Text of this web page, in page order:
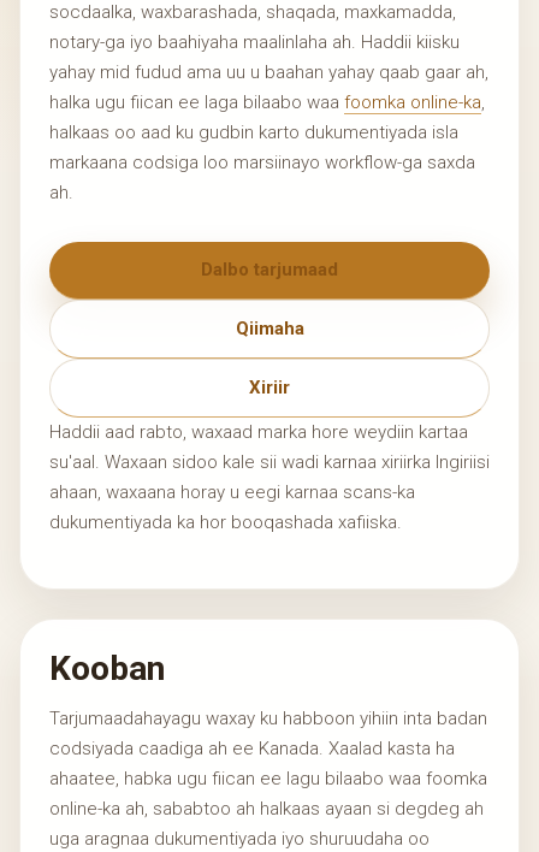
socdaalka, waxbarashada, shaqada, maxkamadda,
notary-ga iyo baahiyaha maalinlaha ah. Haddii kiisku
yahay mid fudud ama uu u baahan yahay qaab gaar ah,
halka ugu fiican ee laga bilaabo waa foomka online-ka,
halkaas oo aad ku gudbin karto dukumentiyada isla
markaana codsiga loo marsiinayo workflow-ga saxda
ah.
Dalbo tarjumaad
Qiimaha
Xiriir
Haddii aad rabto, waxaad marka hore weydiin kartaa
su'aal. Waxaan sidoo kale sii wadi karnaa xiriirka Ingiriisi
ahaan, waxaana horay u eegi karnaa scans-ka
dukumentiyada ka hor booqashada xafiiska.
Kooban
Tarjumaadahayagu waxay ku habboon yihiin inta badan
codsiyada caadiga ah ee Kanada. Xaalad kasta ha
ahaatee, habka ugu fiican ee lagu bilaabo waa foomka
online-ka ah, sababtoo ah halkaas ayaan si degdeg ah
uga aragnaa dukumentiyada iyo shuruudaha oo